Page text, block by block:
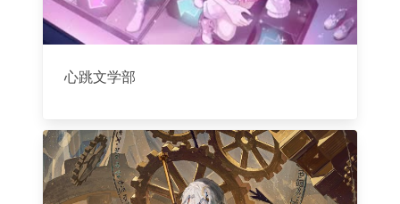
心跳文学部